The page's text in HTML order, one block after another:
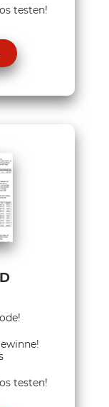
testen!
testen!